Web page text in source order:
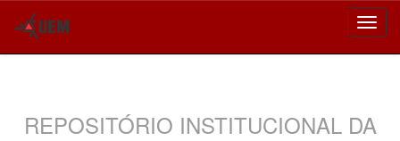
REPOSITÓRIO INSTITUCIONAL DA